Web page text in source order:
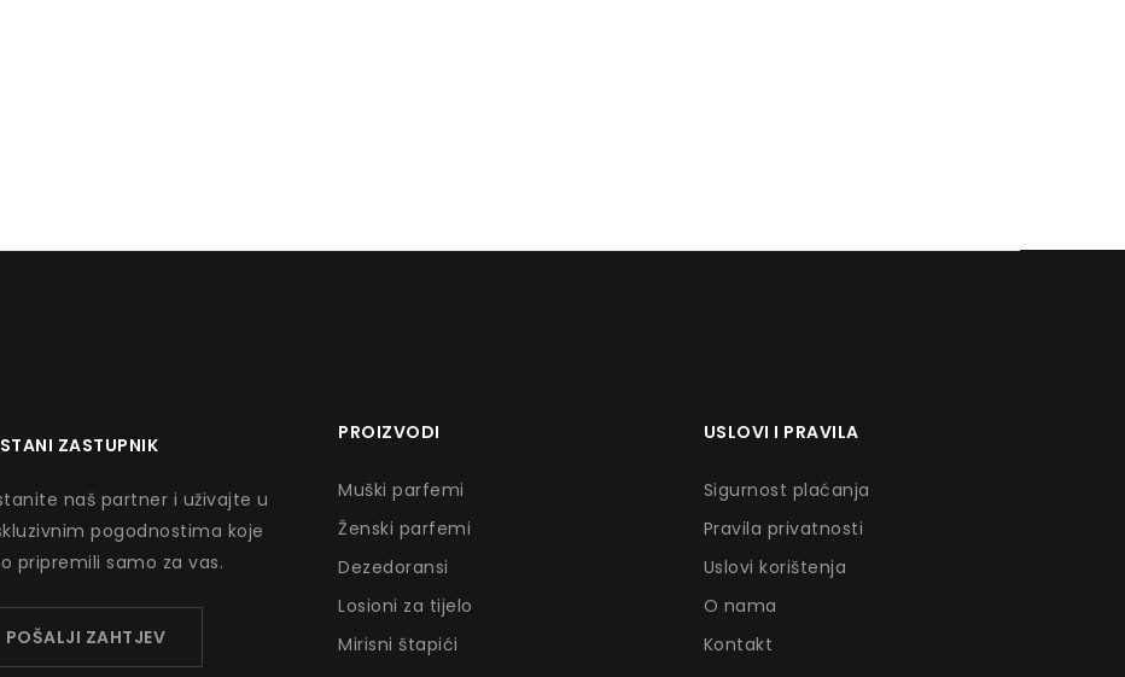
ZASTUPNIK
naš partner i uživajte u
pogodnostima koje
pripremili samo za vas.
POŠALJI ZAHTJEV
PROIZVODI
Muški parfemi
Ženski parfemi
Dezedoransi
Losioni za tijelo
Mirisni štapići
USLOVI I PRAVILA
Sigurnost plaćanja
Pravila privatnosti
Uslovi korištenja
O nama
Kontakt